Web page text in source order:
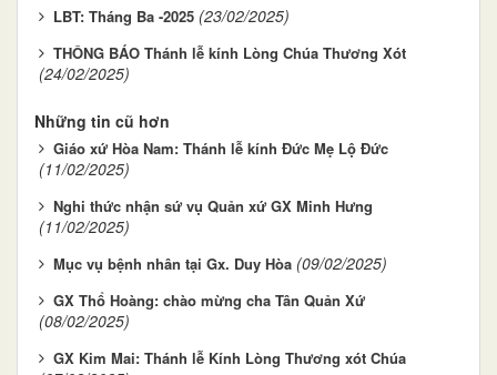
LBT: Tháng Ba -2025 (23/02/2025)
THÔNG BÁO Thánh lễ kính Lòng Chúa Thương Xót
(24/02/2025)
Những tin cũ hơn
Giáo xứ Hòa Nam: Thánh lễ kính Đức Mẹ Lộ Đức
(11/02/2025)
Nghi thức nhận sứ vụ Quản xứ GX Minh Hưng
(11/02/2025)
Mục vụ bệnh nhân tại Gx. Duy Hòa (09/02/2025)
GX Thổ Hoàng: chào mừng cha Tân Quản Xứ
(08/02/2025)
GX Kim Mai: Thánh lễ Kính Lòng Thương xót Chúa